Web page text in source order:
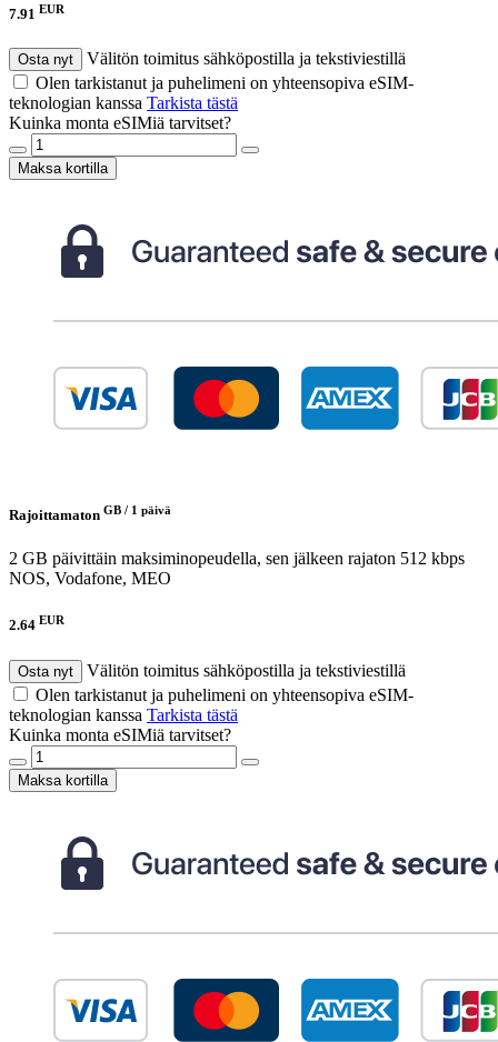
7.91 EUR
Osta nyt
Välitön toimitus sähköpostilla ja tekstiviestillä
Olen tarkistanut ja puhelimeni on yhteensopiva eSIM-
teknologian kanssa Tarkista tästä
Kuinka monta eSIMiä tarvitset?
Maksa kortilla
Rajoittamaton GB / 1 päivä
2 GB päivittäin maksiminopeudella, sen jälkeen rajaton 512 kbps
NOS, Vodafone, MEO
2.64 EUR
Osta nyt
Välitön toimitus sähköpostilla ja tekstiviestillä
Olen tarkistanut ja puhelimeni on yhteensopiva eSIM-
teknologian kanssa Tarkista tästä
Kuinka monta eSIMiä tarvitset?
Maksa kortilla